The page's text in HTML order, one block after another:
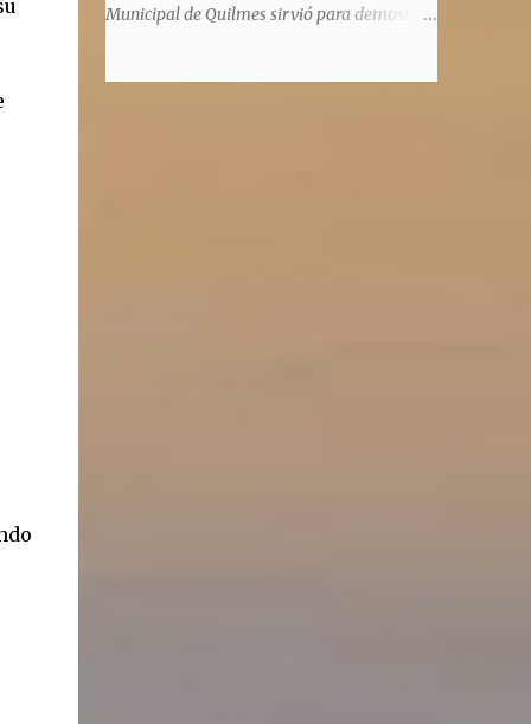
significaba de ninguna manera que era ad
Municipal de Quilmes sirvió para demostrar